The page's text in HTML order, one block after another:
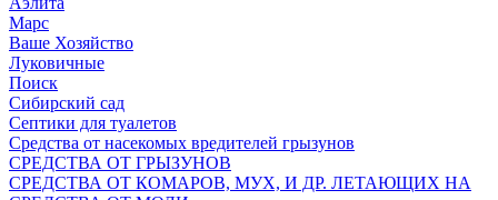
Марс
Ваше Хозяйство
Луковичные
Поиск
Сибирский сад
Септики для туалетов
Средства от насекомых вредителей грызунов
СPEДСТВА ОТ ГРЫЗУНОВ
СРЕДСТВА ОТ КОМАРОВ, МУХ, И ДР. ЛЕТАЮЩИХ НА